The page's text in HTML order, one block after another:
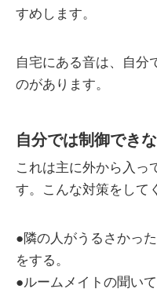
すめします。
自宅にある音は、自分
のがあります。
自分では制御でき
これは主に外から入っ
す。こんな対策をして
●隣の人がうるさかっ
をする。
●ルームメイトの聞い